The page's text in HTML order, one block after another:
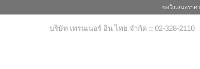
ขอใบเสนอราคา
บริษัท เทรนเนอร์ อิน ไทย จำกัด :: 02-328-2110